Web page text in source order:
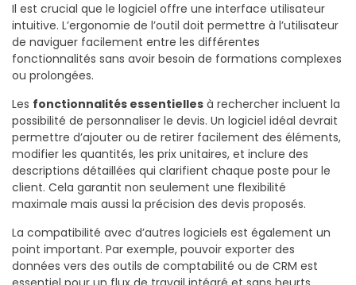
Il est crucial que le logiciel offre une interface utilisateur
intuitive. L’ergonomie de l’outil doit permettre à l’utilisateur
de naviguer facilement entre les différentes
fonctionnalités sans avoir besoin de formations complexes
ou prolongées.
Les fonctionnalités essentielles à rechercher incluent la
possibilité de personnaliser le devis. Un logiciel idéal devrait
permettre d’ajouter ou de retirer facilement des éléments,
modifier les quantités, les prix unitaires, et inclure des
descriptions détaillées qui clarifient chaque poste pour le
client. Cela garantit non seulement une flexibilité
maximale mais aussi la précision des devis proposés.
La compatibilité avec d’autres logiciels est également un
point important. Par exemple, pouvoir exporter des
données vers des outils de comptabilité ou de CRM est